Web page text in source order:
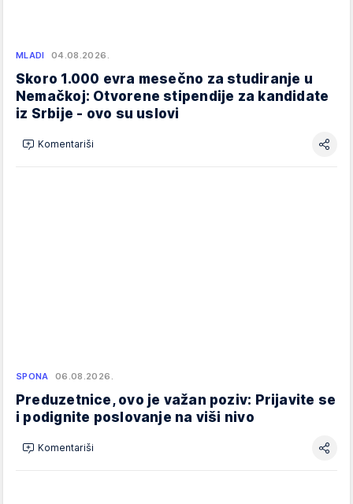
MLADI 04.08.2026.
Skoro 1.000 evra mesečno za studiranje u
Nemačkoj: Otvorene stipendije za kandidate
iz Srbije - ovo su uslovi
Komentariši
SPONA 06.08.2026.
Preduzetnice, ovo je važan poziv: Prijavite se
i podignite poslovanje na viši nivo
Komentariši